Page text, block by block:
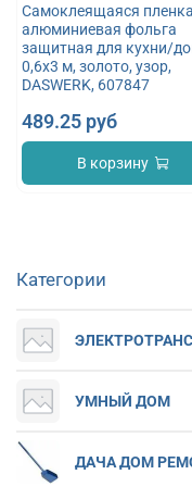
Самоклеящаяся
алюминиевая фольга
защитная для кухни/
0,6х3 м, золото, узор,
DASWERK, 607847
489.25 руб
В корзину
Категории
УМНЫЙ ДОМ
ДАЧА ДОМ